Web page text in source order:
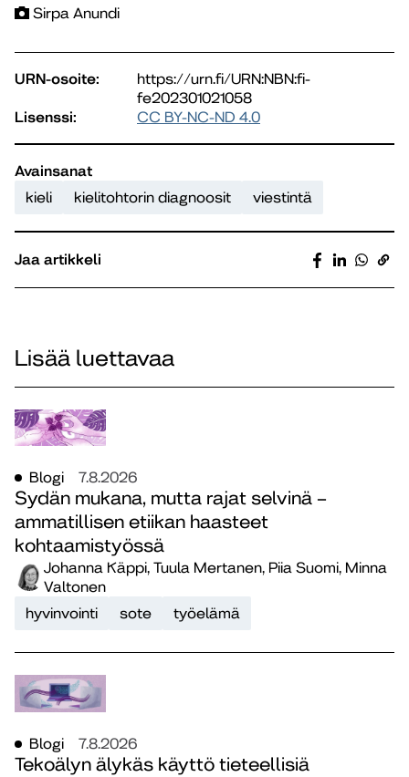
Sirpa Anundi
URN-osoite:
https://urn.fi/URN:NBN:fi-
fe202301021058
Lisenssi:
CC BY-NC-ND 4.0
Avainsanat
kieli
kielitohtorin diagnoosit viestintä
Jaa artikkeli
Lisää luettavaa
Blogi 7.8.2026
Sydän mukana, mutta rajat selvinä –
ammatillisen etiikan haasteet
kohtaamistyössä
Johanna Käppi, Tuula Mertanen, Piia Suomi, Minna
Valtonen
hyvinvointi
sote työelämä
Blogi 7.8.2026
Tekoälyn älykäs käyttö tieteellisiä